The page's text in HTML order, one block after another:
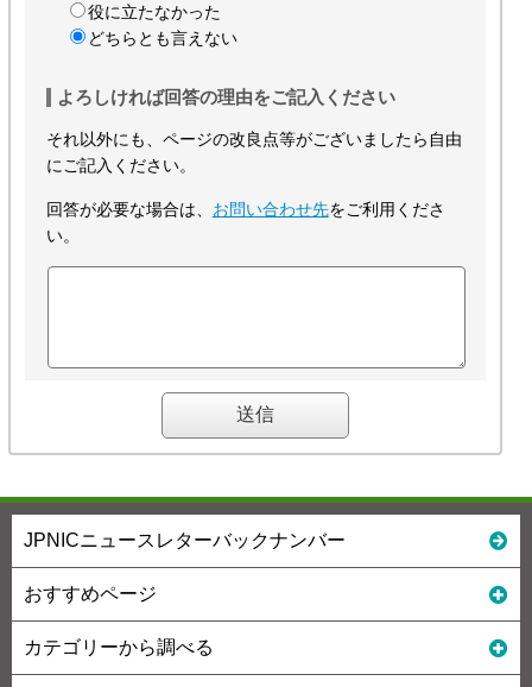
役に立たなかった
どちらとも言えない
よろしければ回答の理由をご記入ください
それ以外にも、ページの改良点等がございましたら自由
にご記入ください。
回答が必要な場合は、 お問い合わせ先をご利用くださ
い。
JPNICニュースレターバックナンバー
おすすめページ
カテゴリーから調べる